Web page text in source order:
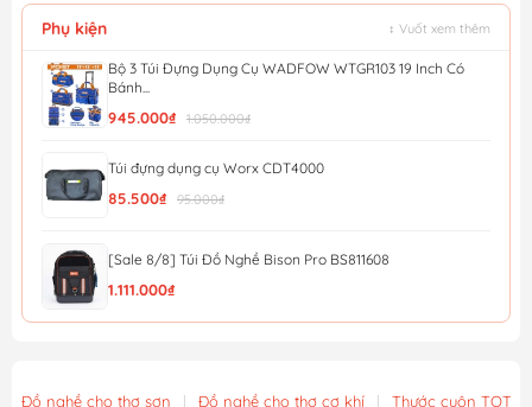
Phụ kiện ↕ Vuốt xem thêm
Bộ 3 Túi Đựng Dụng Cụ WADFOW WTGR103 19 Inch Có
Bánh...
945.000₫ 1.050.000₫
Túi đựng dụng cụ Worx CDT4000
85.500₫ 95.000₫
[Sale 8/8] Túi Đồ Nghề Bison Pro BS811608
1.111.000₫
Đồ nghề cho thợ sơn | Đồ nghề cho thợ cơ khí | Thước cuộn TOTAL